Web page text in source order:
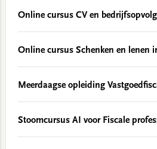
Online cursus CV en
Online cursus Schenken en lenen
Meerdaagse opleiding
Stoomcursus AI voor Fiscale